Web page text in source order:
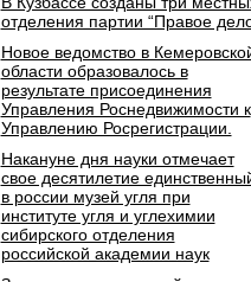
отделения партии “Правое
Новое ведомство в
области образовалось в
результате присоединения
Управления Роснедвижимости к
Управлению Росрегистрации.
Накануне дня науки отмечает
свое десятилетие
в россии музей угля при
институте угля и углехимии
сибирского отделения
российской академии наук